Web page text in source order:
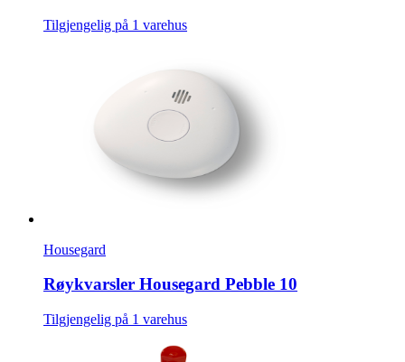
Tilgjengelig på 1 varehus
Housegard
Røykvarsler Housegard Pebble 10
Tilgjengelig på 1 varehus